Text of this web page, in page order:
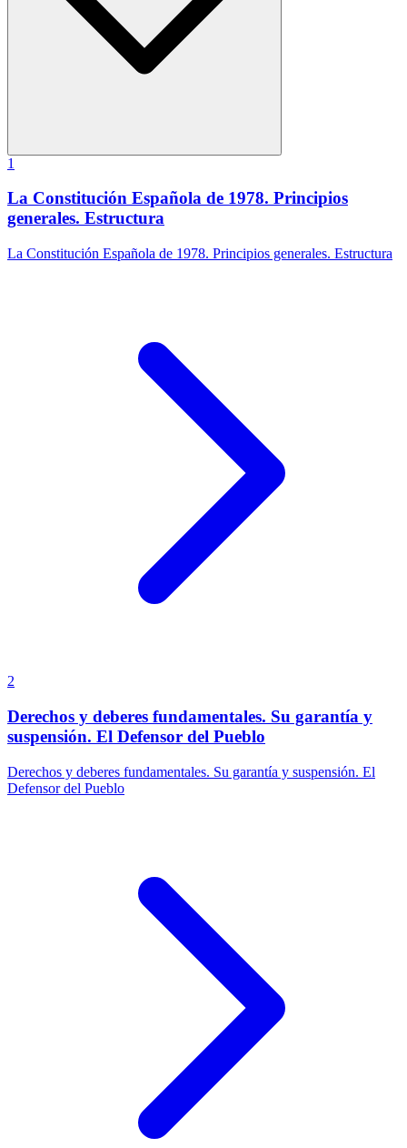
1
La Constitución Española de 1978. Principios
generales. Estructura
La Constitución Española de 1978. Principios generales. Estructura
2
Derechos y deberes fundamentales. Su garantía y
suspensión. El Defensor del Pueblo
Derechos y deberes fundamentales. Su garantía y suspensión. El
Defensor del Pueblo